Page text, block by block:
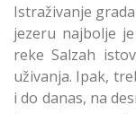
Istraživanje
jezeru najbolje
reke Salzah
uživanja. Ipak,
i do danas, na